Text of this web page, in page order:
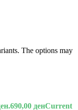
The options may
690,00 денCurrent